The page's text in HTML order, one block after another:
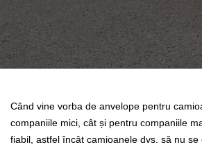
Când vine vorba de anvelope pentru
companiile mici, cât și pentru companiile
fiabil, astfel încât camioanele dvs. să nu se